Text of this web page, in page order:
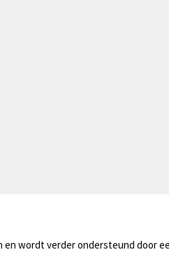
wordt verder ondersteund door